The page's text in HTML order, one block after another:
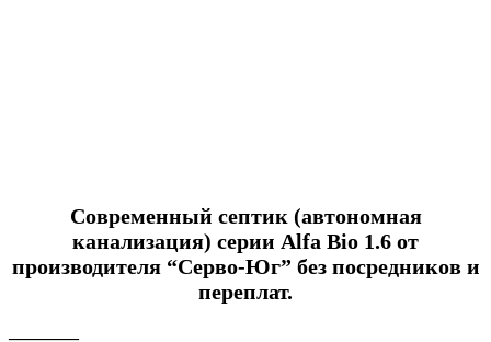
Современный септик (автономная
канализация) серии Alfa Bio 1.6 от
производителя “Серво-Юг” без посредников и
переплат.